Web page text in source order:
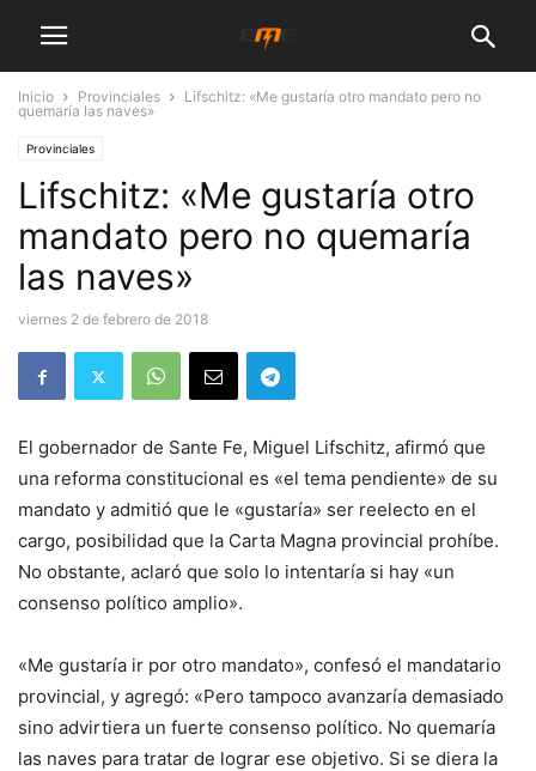
Inicio Provinciales
Lifschitz: «Me gustaría otro mandato pero no
quemaría las naves»
Provinciales
Lifschitz: «Me gustaría otro
mandato pero no quemaría
las naves»
viernes 2 de febrero de 2018
El gobernador de Sante Fe, Miguel Lifschitz, afirmó que
una reforma constitucional es «el tema pendiente» de su
mandato y admitió que le «gustaría» ser reelecto en el
cargo, posibilidad que la Carta Magna provincial prohíbe.
No obstante, aclaró que solo lo intentaría si hay «un
consenso político amplio».
«Me gustaría ir por otro mandato», confesó el mandatario
provincial, y agregó: «Pero tampoco avanzaría demasiado
sino advirtiera un fuerte consenso político. No quemaría
las naves para tratar de lograr ese objetivo. Si se diera la